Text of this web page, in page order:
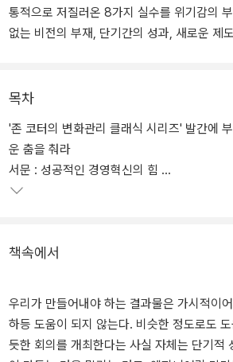
통적으로 저질러온 8가지 실수를 위기감의
없는 비전의 부재, 단기간의 성과, 새로운 제
목차
'존 코터의 변화관리 클래식 시리즈' 발간에
운 춤을 춰라
서문 : 성공적인 경영혁신의 힘
책속에서
우리가 만들어내야 하는 결과물은 가시적이
하등 도움이 되지 않는다. 비슷한 정도로도
듯한 회의를 개최한다는 사실 자체는 단기적